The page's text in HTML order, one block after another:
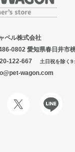
ペル株式会社
0802 愛知県春日井市
122-667 土日祝を除く
wagon.com